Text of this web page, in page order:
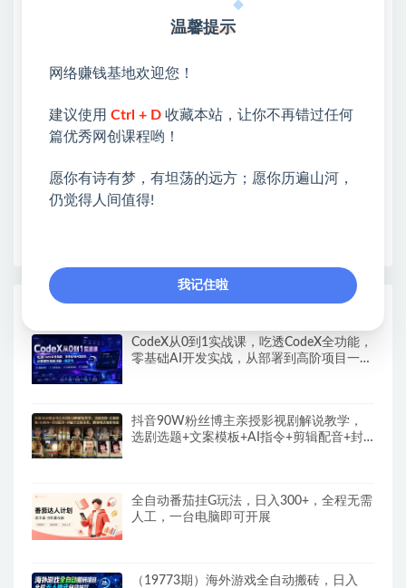
❤本站：本站整合多方资源站，主要面向互联网创业
❤能助您：找项目 + 低成本创业 + 减少信息差 + 见识
各种项目 + 提升网创认知。
开启网络之门，广受好评！
❤如果您也依存于互联网，欢迎加入本站会员，将尽
CodeX从0到1实战课，吃透CodeX全功能，
零基础AI开发实战，从部署到高阶项目一键
抖音90W粉丝博主亲授影视剧解说教学，
选剧选题+文案模板+AI指令+剪辑配音+封
全自动番茄挂G玩法，日入300+，全程无需
人工，一台电脑即可开展
（19773期）海外游戏全自动搬砖，日入
温馨提示
网络赚钱基地欢迎您！
建议使用 Ctrl + D 收藏本站，让你不再错过任何
篇优秀网创课程哟！
愿你有诗有梦，有坦荡的远方；愿你历遍山河，
仍觉得人间值得!
我记住啦